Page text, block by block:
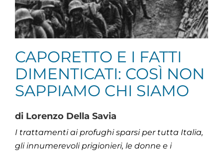
CAPORETTO E I FATTI
DIMENTICATI: COSÌ NON
SAPPIAMO CHI SIAMO
di Lorenzo Della Savia
I trattamenti ai profughi sparsi per tutta Italia,
gli innumerevoli prigionieri, le donne e i